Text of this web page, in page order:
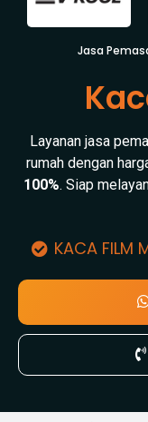
Jasa
Layanan jasa
rumah dengan
100%. Siap
KACA FILM